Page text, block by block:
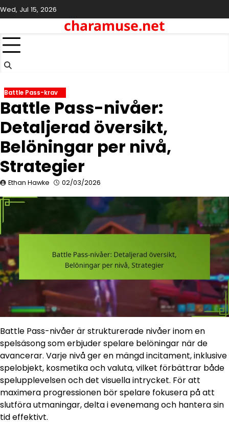
Skip
to
Wed, Jul 15, 2026
charamuse.net
Battle Pass-krav
Battle Pass-nivåer:
Detaljerad översikt,
Belöningar per nivå,
Strategier
Ethan Hawke 02/03/2026
Battle Pass-nivåer är strukturerade nivåer inom en
spelsäsong som erbjuder spelare belöningar när de
avancerar. Varje nivå ger en mängd incitament, inklusive
spelobjekt, kosmetika och valuta, vilket förbättrar både
spelupplevelsen och det visuella intrycket. För att
maximera progressionen bör spelare fokusera på att
slutföra utmaningar, delta i evenemang och hantera sin
tid effektivt.